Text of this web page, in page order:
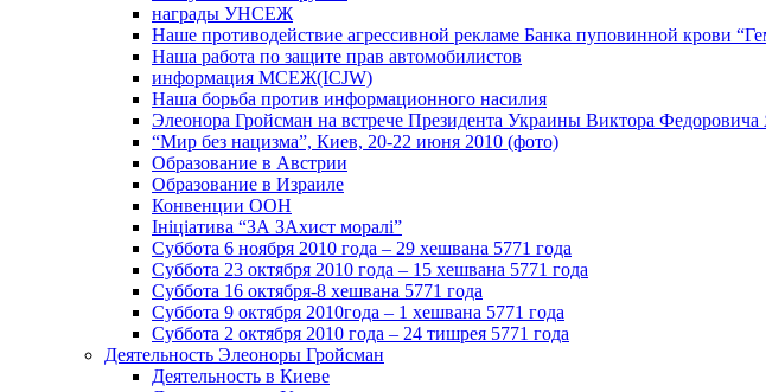
награды УНСЕЖ
Наше противодействие агрессивной рекламе Банка пуповинной крови
Наша работа по защите прав автомобилистов
информация МСЕЖ(ICJW)
Наша борьба против информационного насилия
Элеонора Гройсман на встрече Президента Украины Виктора
“Мир без нацизма”, Киев, 20-22 июня 2010 (фото)
Образование в Австрии
Образование в Израиле
Конвенции ООН
Ініціатива “ЗА ЗАхист моралі”
Суббота 6 ноября 2010 года – 29 хешвана 5771 года
Суббота 23 октября 2010 года – 15 хешвана 5771 года
Суббота 16 октября-8 хешвана 5771 года
Суббота 9 октября 2010года – 1 хешвана 5771 года
Суббота 2 октября 2010 года – 24 тишрея 5771 года
Деятельность Элеоноры Гройсман
Деятельность в Киеве